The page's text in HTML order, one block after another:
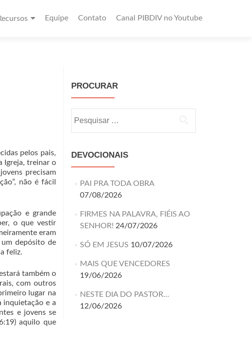
Equipe Contato Canal PIBDIV no Youtube
pelos pais,
Igreja, treinar o
precisam
não é fácil
e grande
o que vestir
eram
depósito de
feliz.
também o
com outros
lugar na
inquietação e a
e jovens se
aquilo que
PROCURAR
DEVOCIONAIS
PAI PRA TODA OBRA
07/08/2026
FIRMES NA PALAVRA, FIÉIS AO
SENHOR! 24/07/2026
SÓ EM JESUS 10/07/2026
MAIS QUE VENCEDORES
19/06/2026
NESTE DIA DO PASTOR…
12/06/2026